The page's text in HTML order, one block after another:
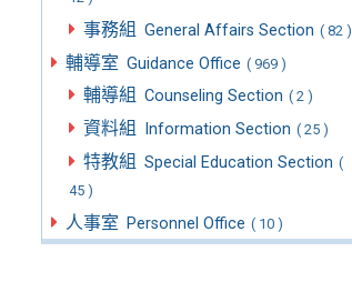
事務組 General Affairs Section ( 82 )
輔導室 Guidance Office ( 969 )
輔導組 Counseling Section ( 2 )
資料組 Information Section ( 25 )
特教組 Special Education Section (
45 )
人事室 Personnel Office ( 10 )